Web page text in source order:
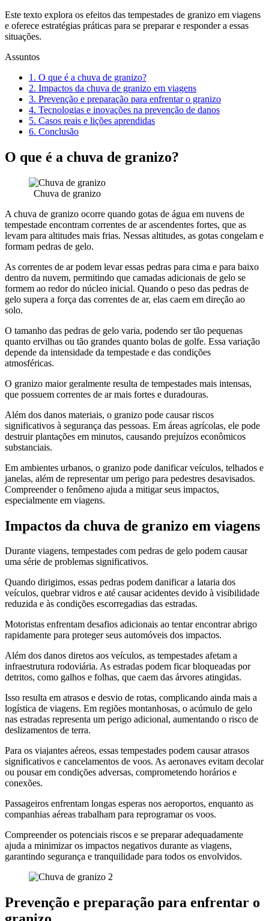
Este texto explora os efeitos das tempestades de granizo em viagens
e oferece estratégias práticas para se preparar e responder a essas
situações.
Assuntos
1. O que é a chuva de granizo?
2. Impactos da chuva de granizo em viagens
3. Prevenção e preparação para enfrentar o granizo
4. Tecnologias e inovações na prevenção de danos
5. Casos reais e lições aprendidas
6. Conclusão
O que é a chuva de granizo?
Chuva de granizo
A chuva de granizo ocorre quando gotas de água em nuvens de
tempestade encontram correntes de ar ascendentes fortes, que as
levam para altitudes mais frias. Nessas altitudes, as gotas congelam e
formam pedras de gelo.
As correntes de ar podem levar essas pedras para cima e para baixo
dentro da nuvem, permitindo que camadas adicionais de gelo se
formem ao redor do núcleo inicial. Quando o peso das pedras de
gelo supera a força das correntes de ar, elas caem em direção ao
solo.
O tamanho das pedras de gelo varia, podendo ser tão pequenas
quanto ervilhas ou tão grandes quanto bolas de golfe. Essa variação
depende da intensidade da tempestade e das condições
atmosféricas.
O granizo maior geralmente resulta de tempestades mais intensas,
que possuem correntes de ar mais fortes e duradouras.
Além dos danos materiais, o granizo pode causar riscos
significativos à segurança das pessoas. Em áreas agrícolas, ele pode
destruir plantações em minutos, causando prejuízos econômicos
substanciais.
Em ambientes urbanos, o granizo pode danificar veículos, telhados e
janelas, além de representar um perigo para pedestres desavisados.
Compreender o fenômeno ajuda a mitigar seus impactos,
especialmente em viagens.
Impactos da chuva de granizo em viagens
Durante viagens, tempestades com pedras de gelo podem causar
uma série de problemas significativos.
Quando dirigimos, essas pedras podem danificar a lataria dos
veículos, quebrar vidros e até causar acidentes devido à visibilidade
reduzida e às condições escorregadias das estradas.
Motoristas enfrentam desafios adicionais ao tentar encontrar abrigo
rapidamente para proteger seus automóveis dos impactos.
Além dos danos diretos aos veículos, as tempestades afetam a
infraestrutura rodoviária. As estradas podem ficar bloqueadas por
detritos, como galhos e folhas, que caem das árvores atingidas.
Isso resulta em atrasos e desvio de rotas, complicando ainda mais a
logística de viagens. Em regiões montanhosas, o acúmulo de gelo
nas estradas representa um perigo adicional, aumentando o risco de
deslizamentos de terra.
Para os viajantes aéreos, essas tempestades podem causar atrasos
significativos e cancelamentos de voos. As aeronaves evitam decolar
ou pousar em condições adversas, comprometendo horários e
conexões.
Passageiros enfrentam longas esperas nos aeroportos, enquanto as
companhias aéreas trabalham para reprogramar os voos.
Compreender os potenciais riscos e se preparar adequadamente
ajuda a minimizar os impactos negativos durante as viagens,
garantindo segurança e tranquilidade para todos os envolvidos.
Prevenção e preparação para enfrentar o